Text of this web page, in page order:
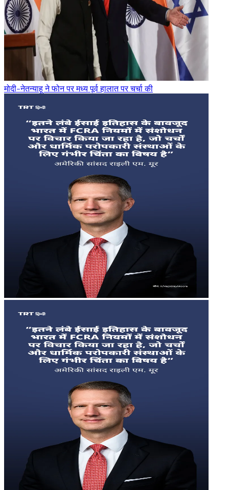
मोदी-नेतन्याहू ने फोन पर मध्य पूर्व हालात पर चर्चा की